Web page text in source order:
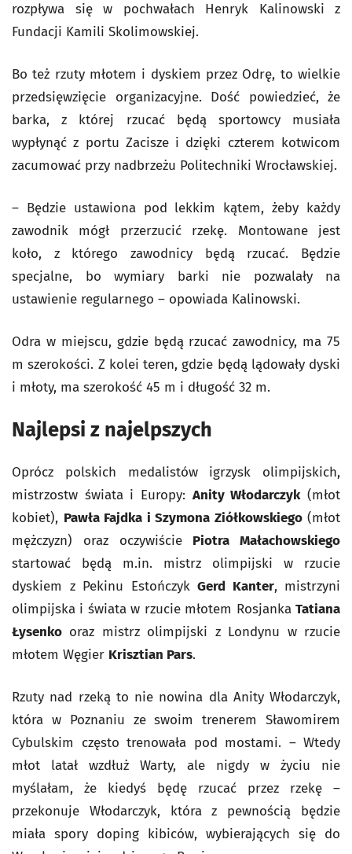
rozpływa się w pochwałach Henryk Kalinowski z
Fundacji Kamili Skolimowskiej.
Bo też rzuty młotem i dyskiem przez Odrę, to wielkie
przedsięwzięcie organizacyjne. Dość powiedzieć, że
barka, z której rzucać będą sportowcy musiała
wypłynąć z portu Zacisze i dzięki czterem kotwicom
zacumować przy nadbrzeżu Politechniki Wrocławskiej.
– Będzie ustawiona pod lekkim kątem, żeby każdy
zawodnik mógł przerzucić rzekę. Montowane jest
koło, z którego zawodnicy będą rzucać. Będzie
specjalne, bo wymiary barki nie pozwalały na
ustawienie regularnego – opowiada Kalinowski.
Odra w miejscu, gdzie będą rzucać zawodnicy, ma 75
m szerokości. Z kolei teren, gdzie będą lądowały dyski
i młoty, ma szerokość 45 m i długość 32 m.
Najlepsi z najelpszych
Oprócz polskich medalistów igrzysk olimpijskich,
mistrzostw świata i Europy: Anity Włodarczyk(młot
kobiet), Pawła Fajdka i Szymona Ziółkowskiego(młot
mężczyzn) oraz oczywiście Piotra Małachowskiego
startować będą m.in. mistrz olimpijski w rzucie
dyskiem z Pekinu Estończyk Gerd Kanter, mistrzyni
olimpijska i świata w rzucie młotem Rosjanka Tatiana
Łysenko oraz mistrz olimpijski z Londynu w rzucie
młotem Węgier Krisztian Pars.
Rzuty nad rzeką to nie nowina dla Anity Włodarczyk,
która w Poznaniu ze swoim trenerem Sławomirem
Cybulskim często trenowała pod mostami. – Wtedy
młot latał wzdłuż Warty, ale nigdy w życiu nie
myślałam, że kiedyś będę rzucać przez rzekę –
przekonuje Włodarczyk, która z pewnością będzie
miała spory doping kibiców, wybierających się do